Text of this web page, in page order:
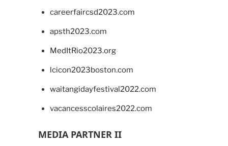
careerfaircsd2023.com
apsth2023.com
MedItRio2023.org
lcicon2023boston.com
waitangidayfestival2022.com
vacancesscolaires2022.com
MEDIA PARTNER II